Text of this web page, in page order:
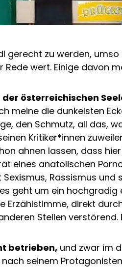
gerecht zu werden,
wert. Einige davon
österreichischen
meine die dunkelsten
den Schmutz, all das,
Kritiker*innen
ahnen lassen, dass
eines anatolischen
Rassismus
geht um ein hochgradig
Erzählstimme, direkt
Stellen verstörend.
betrieben,und zwar im
seinem